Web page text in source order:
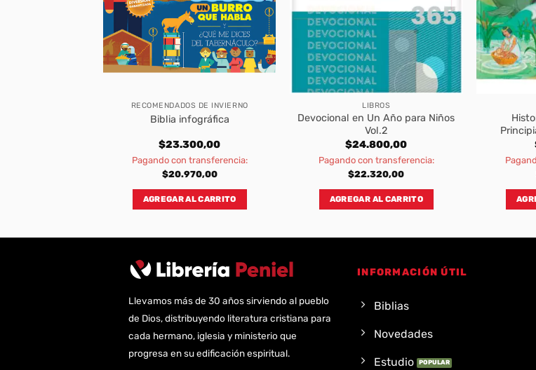
RECOMENDADOS DE INVIERNO
Biblia infográfica
$23.300,00
Pagando con transferencia:
$20.970,00
AGREGAR AL CARRITO
LIBROS
Devocional en Un Año para Niños
Vol.2
$24.800,00
Pagando con transferencia:
$22.320,00
AGREGAR AL CARRITO
Llevamos más de 30 años sirviendo al pueblo
de Dios, distribuyendo literatura cristiana para
cada hermano, iglesia y ministerio que
progresa en su edificación espiritual.
INFORMACIÓN ÚTIL
Biblias
Novedades
Estudio